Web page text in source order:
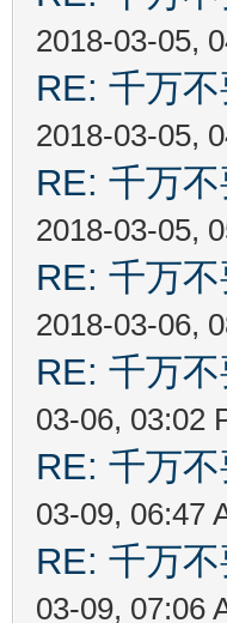
2018-03-05,
RE: 千万
2018-03-05,
RE: 千万
2018-03-05,
RE: 千万
2018-03-06,
RE: 千万
03-06, 03:02
RE: 千万
03-09, 06:47
RE: 千万
03-09, 07:06